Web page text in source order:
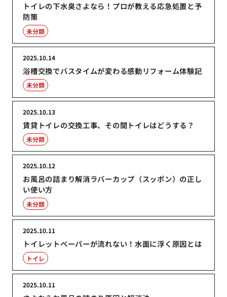
トイレの下水臭さよなら！プロが教える応急処置と予
防策
未分類
浴槽交換でバスタイムが変わる感動リフォーム体験記
2025.10.14
未分類
賃貸トイレの交換工事、その間トイレはどうする？
2025.10.13
未分類
お風呂の詰まり解消ラバーカップ（スッポン）の正し
い使い方
2025.10.12
未分類
トイレットペーパーが流れない！水面に浮く原因とは
2025.10.11
トイレ
2025.10.11